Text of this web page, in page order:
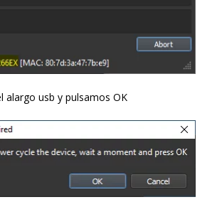
alargo usb y pulsamos OK